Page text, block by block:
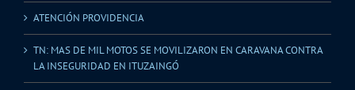
ATENCIÓN PROVIDENCIA
TN: MAS DE MIL MOTOS SE MOVILIZARON EN CARAVANA CONTRA
LA INSEGURIDAD EN ITUZAINGÓ